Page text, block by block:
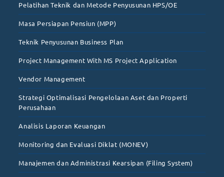
Pelatihan Teknik dan Metode Penyusunan HPS/OE
Masa Persiapan Pensiun (MPP)
Teknik Penyusunan Business Plan
Project Management With MS Project Application
Vendor Management
Strategi Optimalisasi Pengelolaan Aset dan Properti
Perusahaan
Analisis Laporan Keuangan
Monitoring dan Evaluasi Diklat (MONEV)
Manajemen dan Administrasi Kearsipan (Filing System)